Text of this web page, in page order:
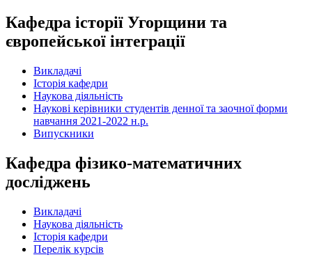
Кафедра історії Угорщини та
європейської інтеграції
Викладачі
Історія кафедри
Наукова діяльність
Наукові керівники студентів денної та заочної форми
навчання 2021-2022 н.р.
Випускники
Кафедра фізико-математичних
досліджень
Викладачі
Наукова діяльність
Історія кафедри
Перелік курсів